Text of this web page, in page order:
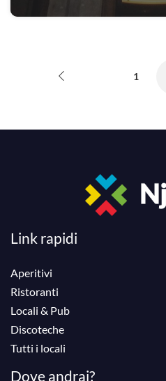
1
Link rapidi
Aperitivi
Ristoranti
Locali & Pub
Discoteche
Tutti i locali
Dove andrai?